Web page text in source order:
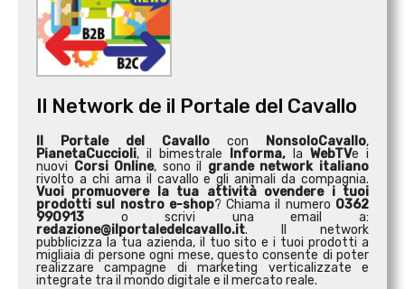
Il Network de il Portale del Cavallo
Il Portale del Cavallo con NonsoloCavallo,
PianetaCuccioli, il bimestrale Informa, la WebTVe i
nuovi Corsi Online, sono il grande network italiano
rivolto a chi ama il cavallo e gli animali da compagnia.
Vuoi promuovere la tua attività ovendere i tuoi
prodotti sul nostro e-shop? Chiama il numero 0362
990913 o scrivi una email a:
redazione@ilportaledelcavallo.it. Il network
pubblicizza la tua azienda, il tuo sito e i tuoi prodotti a
migliaia di persone ogni mese, questo consente di poter
realizzare campagne di marketing verticalizzate e
integrate tra il mondo digitale e il mercato reale.